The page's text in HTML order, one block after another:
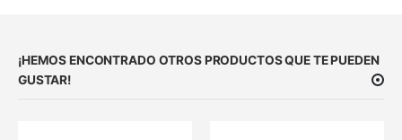
¡HEMOS ENCONTRADO OTROS PRODUCTOS QUE TE PUEDEN
GUSTAR!